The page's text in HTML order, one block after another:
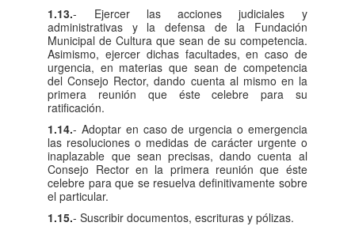
1.13.- Ejercer las acciones judiciales y
administrativas y la defensa de la Fundación
Municipal de Cultura que sean de su competencia.
Asimismo, ejercer dichas facultades, en caso de
urgencia, en materias que sean de competencia
del Consejo Rector, dando cuenta al mismo en la
primera reunión que éste celebre para su
ratificación.
1.14.- Adoptar en caso de urgencia o emergencia
las resoluciones o medidas de carácter urgente o
inaplazable que sean precisas, dando cuenta al
Consejo Rector en la primera reunión que éste
celebre para que se resuelva definitivamente sobre
el particular.
1.15.- Suscribir documentos, escrituras y pólizas.